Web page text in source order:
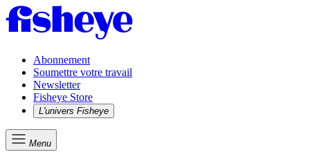
Abonnement
Soumettre votre travail
Newsletter
Fisheye Store
L'univers Fisheye
Menu